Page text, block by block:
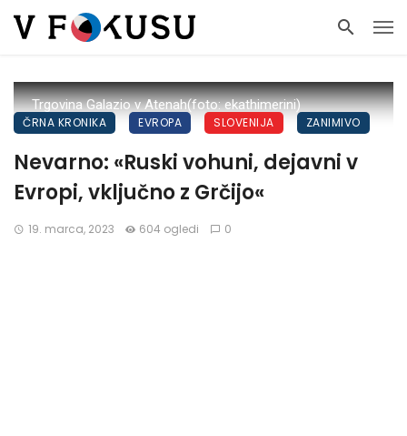
Trgovina Galazio v Atenah(foto: ekathimerini)
ČRNA KRONIKA EVROPA SLOVENIJA ZANIMIVO
Nevarno: «Ruski vohuni, dejavni v
Evropi, vključno z Grčijo«
19. marca, 2023 604 ogledi 0